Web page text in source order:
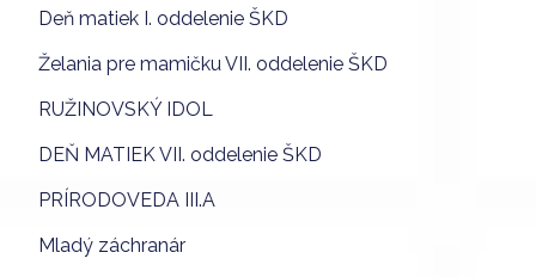
Deň matiek I. oddelenie ŠKD
Želania pre mamičku VII. oddelenie ŠKD
RUŽINOVSKÝ IDOL
DEŇ MATIEK VII. oddelenie ŠKD
PRÍRODOVEDA III.A
Mladý záchranár